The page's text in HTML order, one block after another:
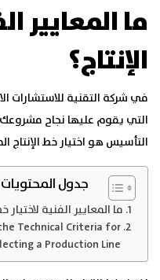
ما المعايير
الإنتاج؟
في شركة التقنية للاستشارات
التي يقوم عليها نجاح مشروعك
التأسيس هو اختيار خط الإنتاج
جدول المحتويات
ما المعايير الفنية لاختيار
Technical Criteria for
a Production Line?